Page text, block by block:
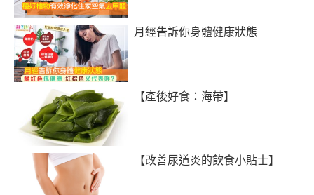
月經告訴你身體健康狀態
【產後好食：海帶】
【改善尿道炎的飲食小貼士】